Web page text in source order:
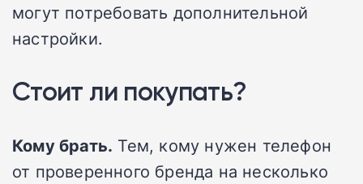
могут потребовать дополнительной
настройки.
Стоит ли покупать?
Кому брать. Тем, кому нужен телефон
от проверенного бренда на несколько